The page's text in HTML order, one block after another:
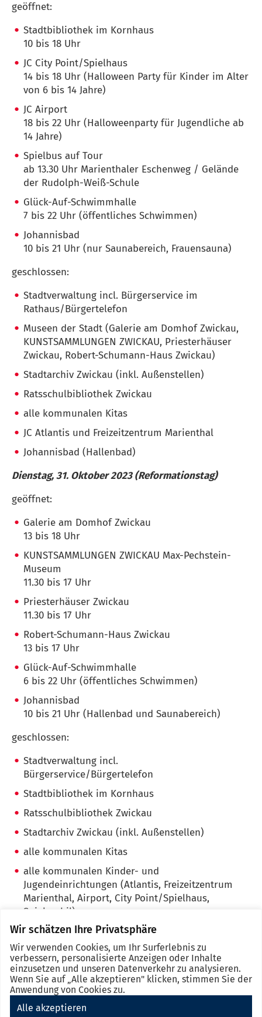
Wir schätzen Ihre Privatsphäre
Wir verwenden Cookies, um Ihr Surferlebnis zu
verbessern, personalisierte Anzeigen oder Inhalte
einzusetzen und unseren Datenverkehr zu analysieren.
Wenn Sie auf „Alle akzeptieren" klicken, stimmen Sie der
Anwendung von Cookies zu.
Alle akzeptieren
geöffnet:
Stadtbibliothek im Kornhaus
10 bis 18 Uhr
JC City Point/Spielhaus
14 bis 18 Uhr (Halloween Party für Kinder im Alter
von 6 bis 14 Jahre)
JC Airport
18 bis 22 Uhr (Halloweenparty für Jugendliche ab
14 Jahre)
Spielbus auf Tour
ab 13.30 Uhr Marienthaler Eschenweg / Gelände
der Rudolph-Weiß-Schule
Glück-Auf-Schwimmhalle
7 bis 22 Uhr (öffentliches Schwimmen)
Johannisbad
10 bis 21 Uhr (nur Saunabereich, Frauensauna)
geschlossen:
Stadtverwaltung incl. Bürgerservice im
Rathaus/Bürgertelefon
Museen der Stadt (Galerie am Domhof Zwickau,
KUNSTSAMMLUNGEN ZWICKAU, Priesterhäuser
Zwickau, Robert-Schumann-Haus Zwickau)
Stadtarchiv Zwickau (inkl. Außenstellen)
Ratsschulbibliothek Zwickau
alle kommunalen Kitas
JC Atlantis und Freizeitzentrum Marienthal
Johannisbad (Hallenbad)
Dienstag, 31. Oktober 2023 (Reformationstag)
geöffnet:
Galerie am Domhof Zwickau
13 bis 18 Uhr
KUNSTSAMMLUNGEN ZWICKAU Max-Pechstein-
Museum
11.30 bis 17 Uhr
Priesterhäuser Zwickau
11.30 bis 17 Uhr
Robert-Schumann-Haus Zwickau
13 bis 17 Uhr
Glück-Auf-Schwimmhalle
6 bis 22 Uhr (öffentliches Schwimmen)
Johannisbad
10 bis 21 Uhr (Hallenbad und Saunabereich)
geschlossen:
Stadtverwaltung incl.
Bürgerservice/Bürgertelefon
Stadtbibliothek im Kornhaus
Ratsschulbibliothek Zwickau
Stadtarchiv Zwickau (inkl. Außenstellen)
alle kommunalen Kitas
alle kommunalen Kinder- und
Jugendeinrichtungen (Atlantis, Freizeitzentrum
Marienthal, Airport, City Point/Spielhaus,
Spielmobil)